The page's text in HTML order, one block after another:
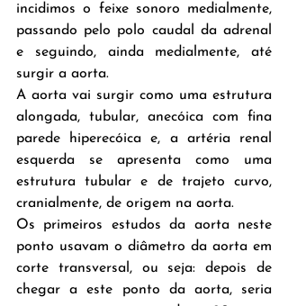
incidimos o feixe sonoro medialmente,
passando pelo polo caudal da adrenal
e seguindo, ainda medialmente, até
surgir a aorta.
A aorta vai surgir como uma estrutura
alongada, tubular, anecóica com fina
parede hiperecóica e, a artéria renal
esquerda se apresenta como uma
estrutura tubular e de trajeto curvo,
cranialmente, de origem na aorta.
Os primeiros estudos da aorta neste
ponto usavam o diâmetro da aorta em
corte transversal, ou seja: depois de
chegar a este ponto da aorta, seria